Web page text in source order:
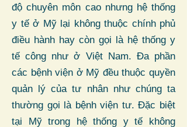
độ chuyên môn cao nhưng hệ thống
y tế ở Mỹ lại không thuộc chính phủ
điều hành hay còn gọi là hệ thống y
tế công như ở Việt Nam. Đa phần
các bệnh viện ở Mỹ đều thuộc quyền
quản lý của tư nhân như chúng ta
thường gọi là bệnh viện tư. Đặc biệt
tại Mỹ trong hệ thống y tế không